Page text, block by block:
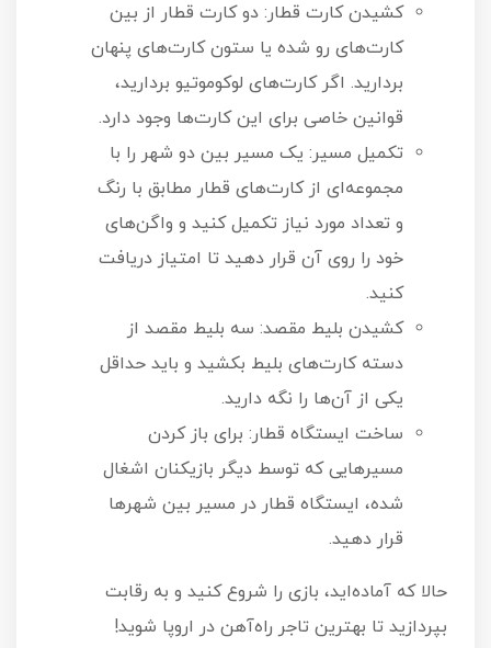
کشیدن کارت قطار: دو کارت قطار از بین
کارت‌های رو شده یا ستون کارت‌های پنهان
بردارید. اگر کارت‌های لوکوموتیو بردارید،
قوانین خاصی برای این کارت‌ها وجود دارد.
تکمیل مسیر: یک مسیر بین دو شهر را با
مجموعه‌ای از کارت‌های قطار مطابق با رنگ
و تعداد مورد نیاز تکمیل کنید و واگن‌های
خود را روی آن قرار دهید تا امتیاز دریافت
کنید.
کشیدن بلیط مقصد: سه بلیط مقصد از
دسته کارت‌های بلیط بکشید و باید حداقل
یکی از آن‌ها را نگه دارید.
ساخت ایستگاه قطار: برای باز کردن
مسیرهایی که توسط دیگر بازیکنان اشغال
شده، ایستگاه قطار در مسیر بین شهرها
قرار دهید.
حالا که آماده‌اید، بازی را شروع کنید و به رقابت
بپردازید تا بهترین تاجر راه‌آهن در اروپا شوید!